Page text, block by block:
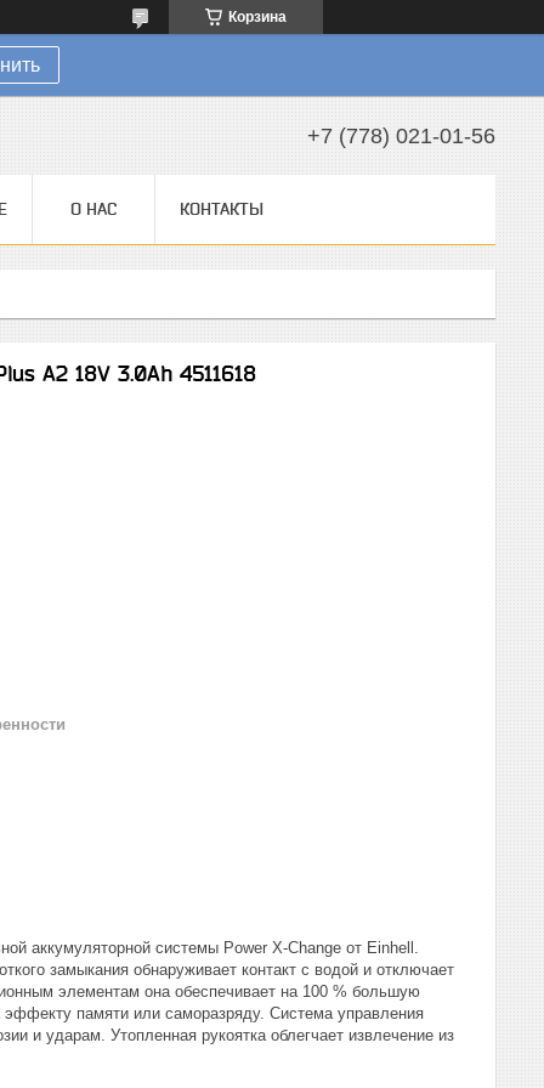
Корзина
+7 (778) 021-01-56
О НАС КОНТАКТЫ
A2 18V 3.0Ah 4511618
аккумуляторной системы Power X-Change от Einhell.
замыкания обнаруживает контакт с водой и отключает
элементам она обеспечивает на 100 % большую
памяти или саморазряду. Система управления
и ударам. Утопленная рукоятка облегчает извлечение из